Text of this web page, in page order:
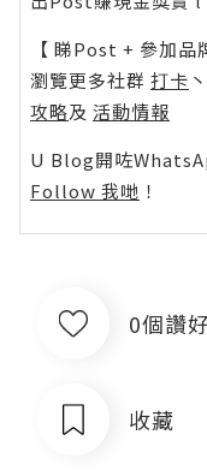
【 睇Post + 參加品
瀏覽更多社群 打卡 丶
攻略及 活動情報
U Blog開咗
Follow 我哋 ！
0個讚
收藏